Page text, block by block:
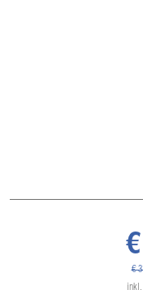
€